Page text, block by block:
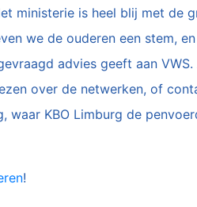
ministerie is heel blij met de
we de ouderen een stem,
advies geeft aan VWS.
over de netwerken, of
waar KBO Limburg de
!